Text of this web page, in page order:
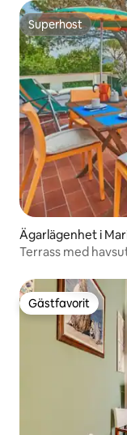
Superhost
Superhost
Ägarlägenhet i
Terrass med
Gästfavorit
Gästfavorit